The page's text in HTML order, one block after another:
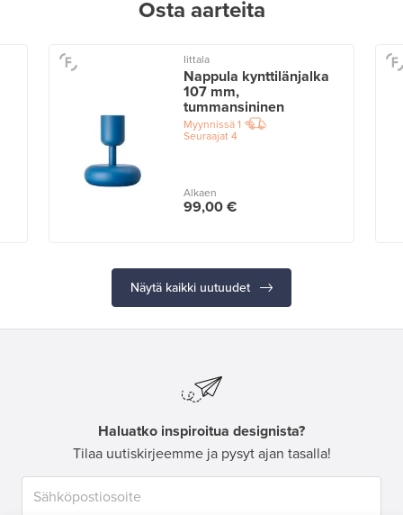
Osta aarteita
Iittala
Nappula kynttilänjalka
107 mm,
tummansininen
Myynnissä1
Seuraajat4
Alkaen
99,00 €
Näytä kaikki uutuudet
Haluatko inspiroitua designista?
Tilaa uutiskirjeemme ja pysyt ajan tasalla!